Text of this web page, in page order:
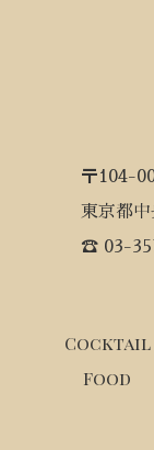
〒104-
東京都
☎ 03-
Cocktail
Food